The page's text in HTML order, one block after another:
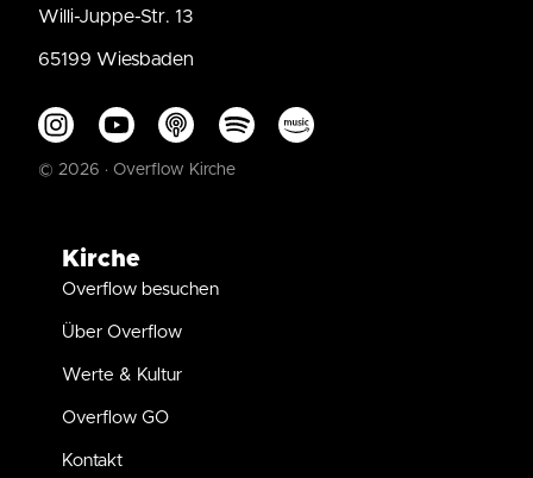
Willi-Juppe-Str. 13
65199 Wiesbaden
© 2026 · Overflow Kirche
Kirche
Overflow besuchen
Über Overflow
Werte & Kultur
Overflow GO
Kontakt